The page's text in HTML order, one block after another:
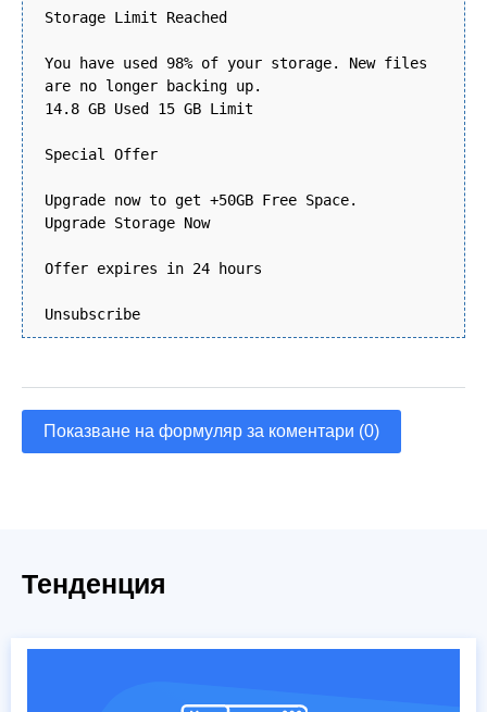
Storage Limit Reached
You have used 98% of your storage. New files
are no longer backing up.
14.8 GB Used 15 GB Limit
Special Offer
Upgrade now to get +50GB Free Space.
Upgrade Storage Now
Offer expires in 24 hours
Unsubscribe
Показване на формуляр за коментари (0)
Тенденция